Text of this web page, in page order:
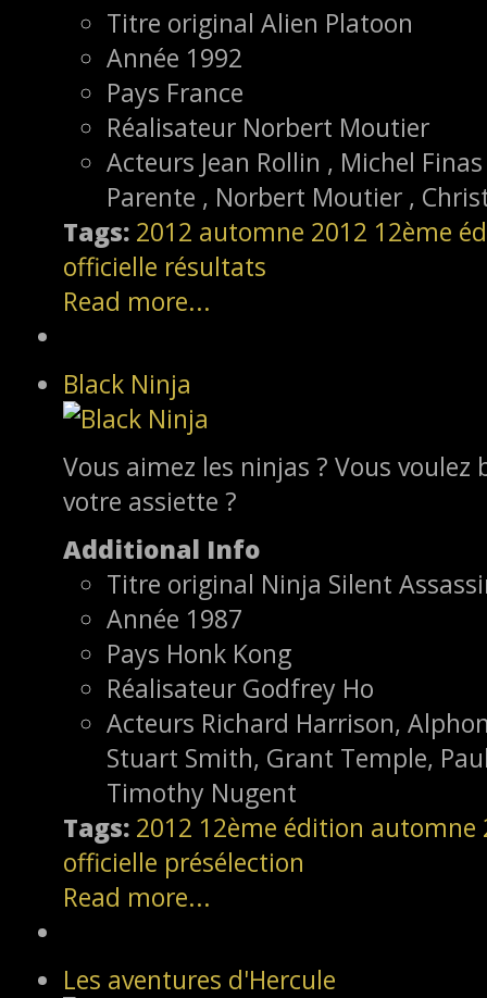
Titre original Alien Platoon
Année 1992
Pays France
Réalisateur Norbert Moutier
Acteurs Jean Rollin , Michel
Parente , Norbert Moutier ,
Tags: 2012 automne 2012 12ème
officielle résultats
Read more...
Black Ninja
Vous aimez les ninjas ? Vous
votre assiette ?
Additional Info
Titre original Ninja Silent
Année 1987
Pays Honk Kong
Réalisateur Godfrey Ho
Acteurs Richard Harrison,
Stuart Smith, Grant Temple,
Timothy Nugent
Tags: 2012 12ème édition automne
officielle présélection
Read more...
Les aventures d'Hercule